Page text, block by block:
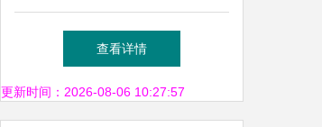
哪一条？莫急，相城企业网络
技术服务指南
查看详情
更新时间：2026-08-06 10:27:57